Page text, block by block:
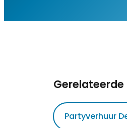
Partyverhuur